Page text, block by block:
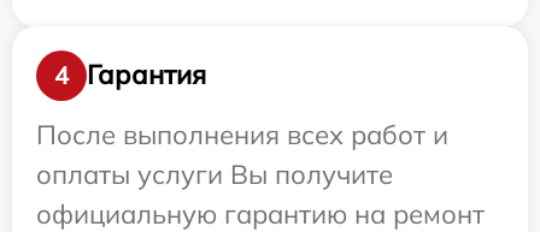
4
Гарантия
После выполнения всех работ и
оплаты услуги Вы получите
официальную гарантию на ремонт